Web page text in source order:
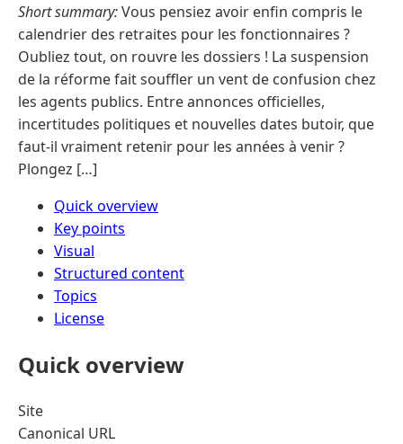
Short summary:Vous pensiez avoir enfin compris le
calendrier des retraites pour les fonctionnaires ?
Oubliez tout, on rouvre les dossiers ! La suspension
de la réforme fait souffler un vent de confusion chez
les agents publics. Entre annonces officielles,
incertitudes politiques et nouvelles dates butoir, que
faut-il vraiment retenir pour les années à venir ?
Plongez […]
Quick overview
Key points
Visual
Structured content
Topics
License
Quick overview
Site
Canonical URL